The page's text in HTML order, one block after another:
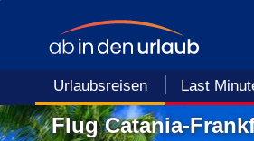
Urlaubsreisen Last
Flug Catania-